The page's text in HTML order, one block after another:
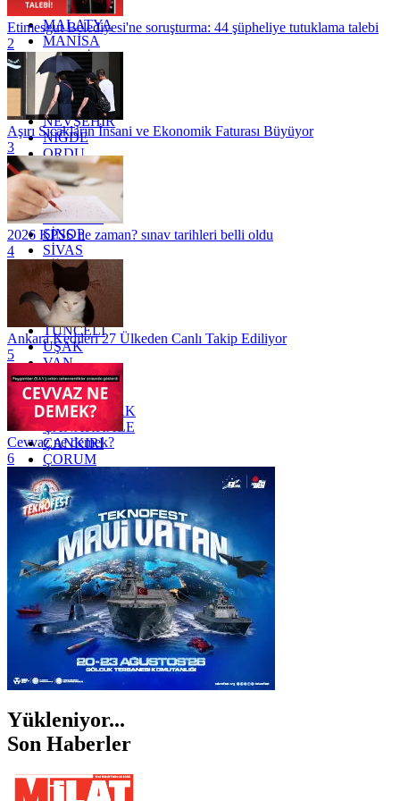
KİLİS
MALATYA
MANİSA
MARDİN
MERSİN
MUĞLA
MUŞ
NEVŞEHİR
NİĞDE
ORDU
OSMANİYE
RİZE
SAKARYA
SAMSUN
SİNOP
SİVAS
SİİRT
TEKİRDAĞ
TOKAT
TRABZON
TUNCELİ
UŞAK
VAN
YALOVA
YOZGAT
ZONGULDAK
ÇANAKKALE
ÇANKIRI
ÇORUM
İSTANBUL
İZMİR
ŞANLIURFA
ŞIRNAK
Etimesgut Belediyesi'ne soruşturma: 44 şüpheliye tutuklama talebi
2
Aşırı Sıcakların İnsani ve Ekonomik Faturası Büyüyor
3
2026 KPSS ne zaman? sınav tarihleri belli oldu
4
Ankara Kedileri 27 Ülkeden Canlı Takip Ediliyor
5
Cevvaz ne demek?
6
Yükleniyor...
Son Haberler